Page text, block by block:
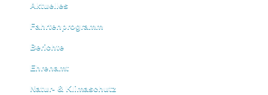
Aktuelles
Fahrtenprogramm
Berichte
Ehrenamt
Natur- & Klimaschutz